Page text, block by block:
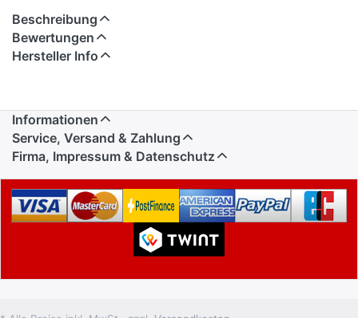
Beschreibung
Bewertungen
Hersteller Info
Informationen
Service, Versand & Zahlung
Firma, Impressum & Datenschutz